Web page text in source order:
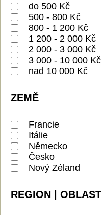
do 500 Kč
500 - 800 Kč
800 - 1 200 Kč
1 200 - 2 000 Kč
2 000 - 3 000 Kč
3 000 - 10 000 Kč
nad 10 000 Kč
ZEMĚ
Francie
Itálie
Německo
Česko
Nový Zéland
REGION | OBLAST